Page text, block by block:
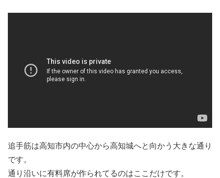
追手筋は高知市内の中心から高知城へと向かう大きな通り
です。
通り沿いに有料席が作られてるのはここだけです。